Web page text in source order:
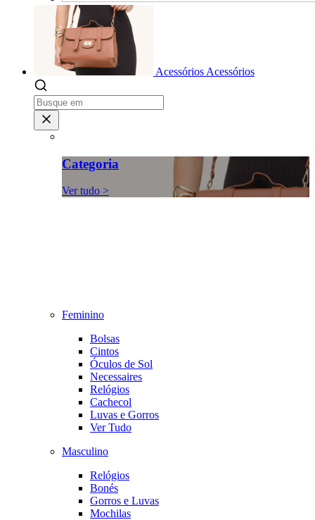
Acessórios Acessórios
Categoria
Ver tudo >
Feminino
Bolsas
Cintos
Óculos de Sol
Necessaires
Relógios
Cachecol
Luvas e Gorros
Ver Tudo
Masculino
Relógios
Bonés
Gorros e Luvas
Mochilas